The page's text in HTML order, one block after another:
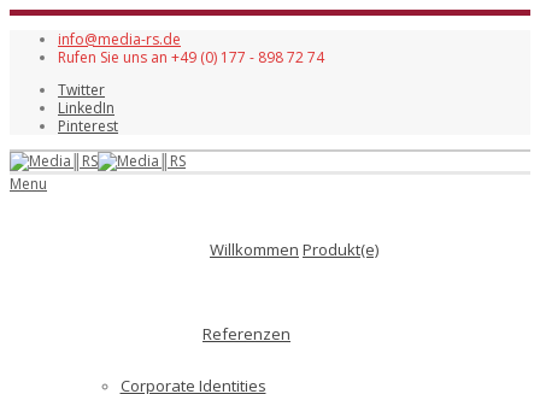
info@media-rs.de
Rufen Sie uns an +49 (0) 177 - 898 72 74
Twitter
LinkedIn
Pinterest
Menu
Willkommen Produkt(e)
Referenzen
Corporate Identities